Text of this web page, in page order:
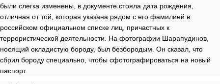
были слегка изменены, в документе стояла дата рождения,
отличная от той, которая указана рядом с его фамилией в
российском официальном списке лиц, причастных к
террористической деятельности. На фотографии Шарапудинов,
носящий окладистую бороду, был безбородым. Он сказал, что
сбрил бороду специально, чтобы сфотографироваться на новый
паспорт.